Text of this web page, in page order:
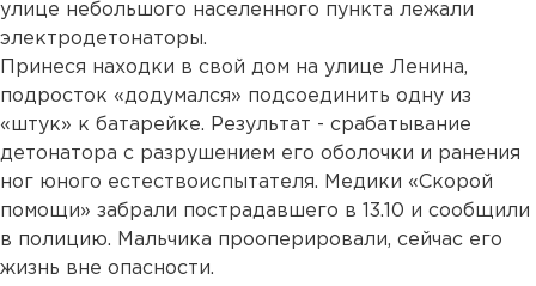
улице небольшого населенного пункта лежали
электродетонаторы.
Принеся находки в свой дом на улице Ленина,
подросток «додумался» подсоединить одну из
«штук» к батарейке. Результат - срабатывание
детонатора с разрушением его оболочки и ранения
ног юного естествоиспытателя. Медики «Скорой
помощи» забрали пострадавшего в 13.10 и сообщили
в полицию. Мальчика прооперировали, сейчас его
жизнь вне опасности.